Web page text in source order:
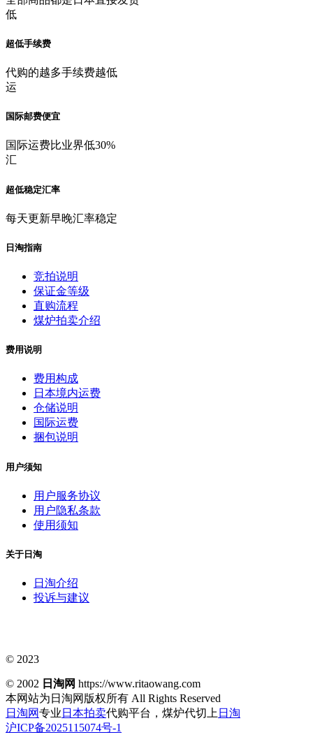
低
超低手续费
代购的越多手续费越低
运
国际邮费便宜
国际运费比业界低30%
汇
超低稳定汇率
每天更新早晚汇率稳定
日淘指南
竞拍说明
保证金等级
直购流程
煤炉拍卖介绍
费用说明
费用构成
日本境内运费
仓储说明
国际运费
捆包说明
用户须知
用户服务协议
用户隐私条款
使用须知
关于日淘
日淘介绍
投诉与建议
© 2023
© 2002 日淘网 https://www.ritaowang.com
本网站为日淘网版权所有 All Rights Reserved
日淘网专业 日本拍卖代购平台，煤炉代切上 日淘
沪ICP备2025115074号-1